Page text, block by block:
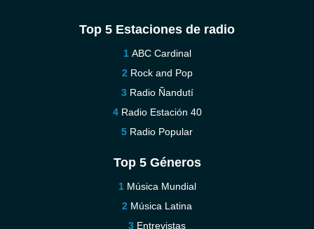
Top 5 Estaciones de radio
ABC Cardinal
Rock and Pop
Radio Ñandutí
Radio Estación 40
Radio Popular
Top 5 Géneros
Música Mundial
Música Latina
Entrevistas